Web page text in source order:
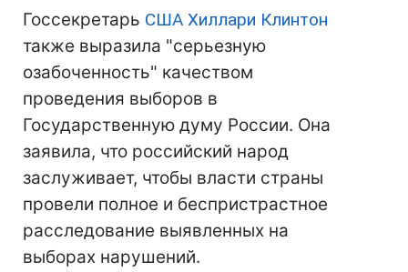
Госсекретарь США Хиллари Клинтон
также выразила "серьезную
озабоченность" качеством
проведения выборов в
Государственную думу России. Она
заявила, что российский народ
заслуживает, чтобы власти страны
провели полное и беспристрастное
расследование выявленных на
выборах нарушений.